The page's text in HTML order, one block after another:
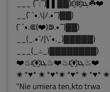
___ (¯`:´¯)▌▌▓▓)ԑ̮̑❄️̮̑ɜܓ☘️❤️
__(¯ `•.\|/.•´¯)▓▓)
(¯ `•.⋐(❤️)⋑.•´¯)▓▓)
__(_.•´/|\`•._)▓▓▓▓▓)
___(_.:._)▓▓▓▓▓▓▓▓)
❤️♨ԑ̮̑♦̮̑ɜܓ♨❤️♨ԑ̮̑♦̮̑ɜܓ♨❤️
✬ *♥* ✬ *♥*✬ *♥* ✬ *♥* ✬
"Nie umiera ten,kto trwa